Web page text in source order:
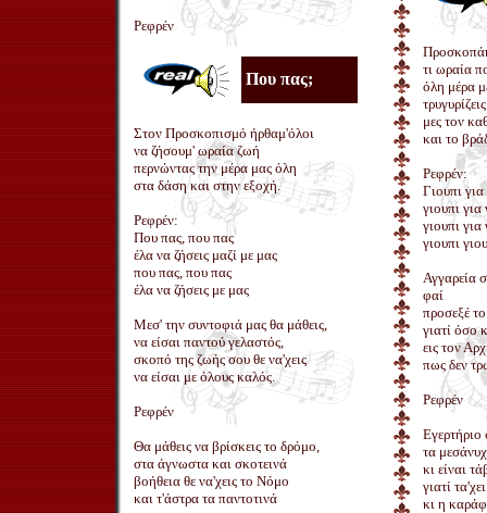
Ρεφρέν
Που πας;
Στον Προσκοπισμό ήρθαμ'όλοι
να ζήσουμ' ωραία ζωή
περνώντας την μέρα μας όλη
στα δάση και στην εξοχή.
Ρεφρέν:
Που πας, που πας
έλα να ζήσεις μαζί με μας
που πας, που πας
έλα να ζήσεις με μας
Μεσ' την συντοφιά μας θα μάθεις,
να είσαι παντού γελαστός,
σκοπό της ζωής σου θε να'χεις
να είσαι με όλους καλός.
Ρεφρέν
Θα μάθεις να βρίσκεις το δρόμο,
στα άγνωστα και σκοτεινά
βοήθεια θε να'χεις το Νόμο
και τ'άστρα τα παντοτινά
τι ωραία
όλη μέρα
μες τον
και το
Ρεφρέν:
Γιουπι για
γιουπι για
γιουπι για
γιουπι
Αγγαρεία
φαί
προσεξέ
γιατί όσο
εις τον
πως δεν
Ρεφρέν
Εγερτήριο
τα
κι είναι
γιατί
κι η